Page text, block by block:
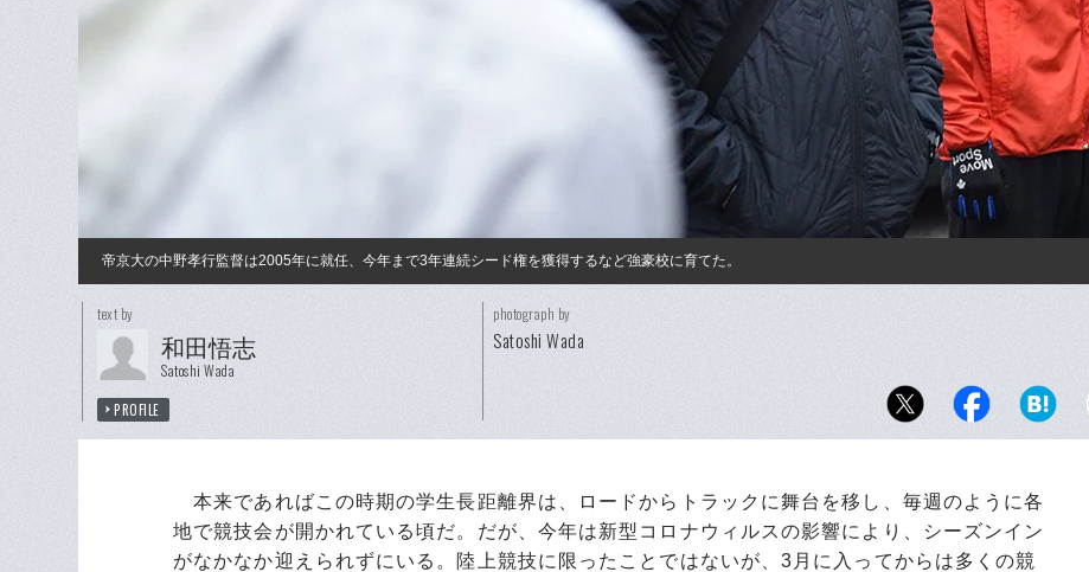
帝京大の中野孝行監督は2005年に就任、今年まで3年連続シード権を獲得するなど強豪校に育てた。
text by
和田悟志
Satoshi Wada
PROFILE
photograph by
Satoshi Wada
本来であればこの時期の学生長距離界は、ロードからトラックに舞台を移し、毎週のように各
地で競技会が開かれている頃だ。だが、今年は新型コロナウィルスの影響により、シーズンイン
がなかなか迎えられずにいる。陸上競技に限ったことではないが、3月に入ってからは多くの競